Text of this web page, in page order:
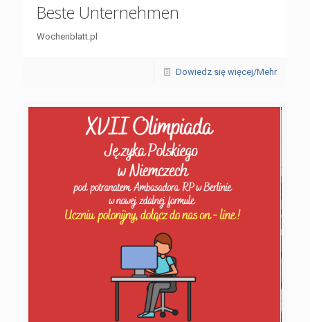
Beste Unternehmen
Wochenblatt.pl
Dowiedz się więcej/Mehr